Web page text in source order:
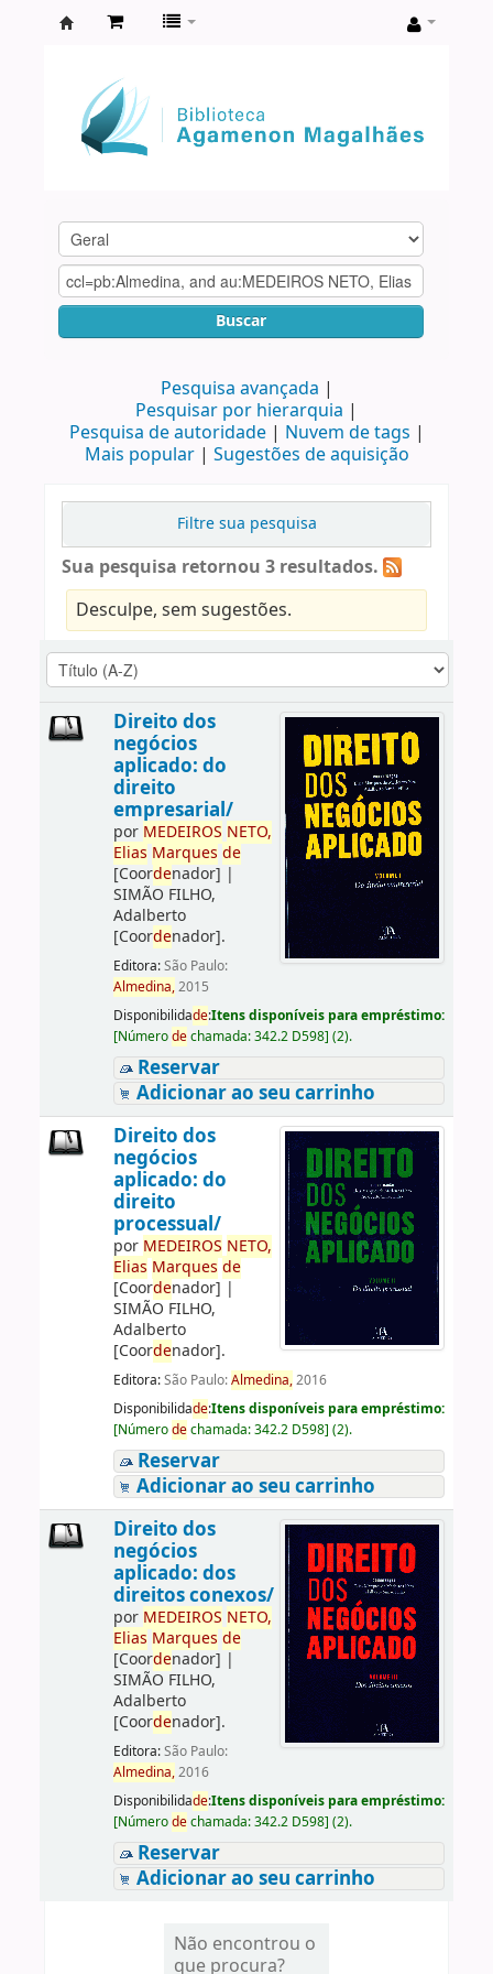
Agamenon
Magalhães
Buscar
Pesquisa avançada
Pesquisar por hierarquia
Pesquisa de autoridade
Nuvem de tags
Mais popular
Sugestões de aquisição
Filtre sua pesquisa
Sua pesquisa retornou 3 resultados.
Desculpe, sem sugestões.
Direito dos
negócios
aplicado: do
direito
empresarial/
por MEDEIROS NETO,
Elias Marques de
[Coordenador] |
SIMÃO FILHO,
Adalberto
[Coordenador].
Editora:São Paulo:
Almedina,2015
Disponibilidade:Itens disponíveis para empréstimo:
[Númerodechamada:342.2 D598] (2).
Reservar
Adicionar ao seu carrinho
Direito dos
negócios
aplicado: do
direito
processual/
por MEDEIROS NETO,
Elias Marques de
[Coordenador] |
SIMÃO FILHO,
Adalberto
[Coordenador].
Editora:São Paulo:Almedina,2016
Disponibilidade:Itens disponíveis para empréstimo:
[Númerodechamada:342.2 D598] (2).
Reservar
Adicionar ao seu carrinho
Direito dos
negócios
aplicado: dos
direitos conexos/
por MEDEIROS NETO,
Elias Marques de
[Coordenador] |
SIMÃO FILHO,
Adalberto
[Coordenador].
Editora:São Paulo:
Almedina,2016
Disponibilidade:Itens disponíveis para empréstimo:
[Númerodechamada:342.2 D598] (2).
Reservar
Adicionar ao seu carrinho
Não encontrou o
que procura?